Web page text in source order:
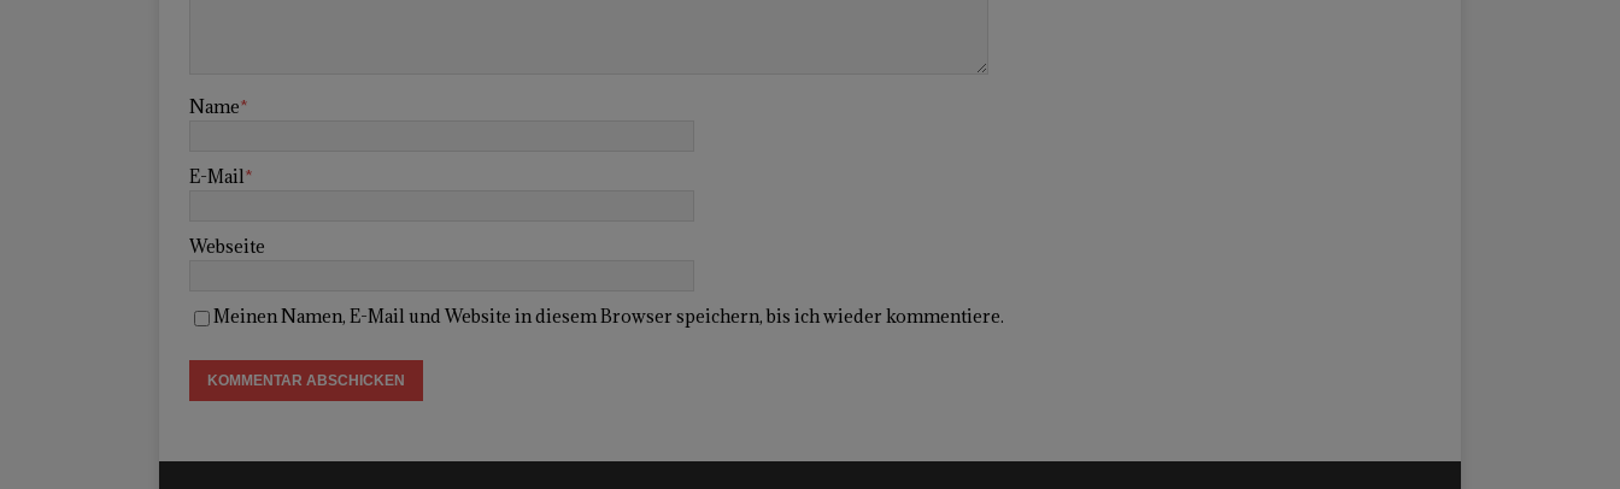
Name*
E-Mail*
Webseite
Meinen Namen, E-Mail und Website in diesem Browser speichern, bis ich wieder kommentiere.